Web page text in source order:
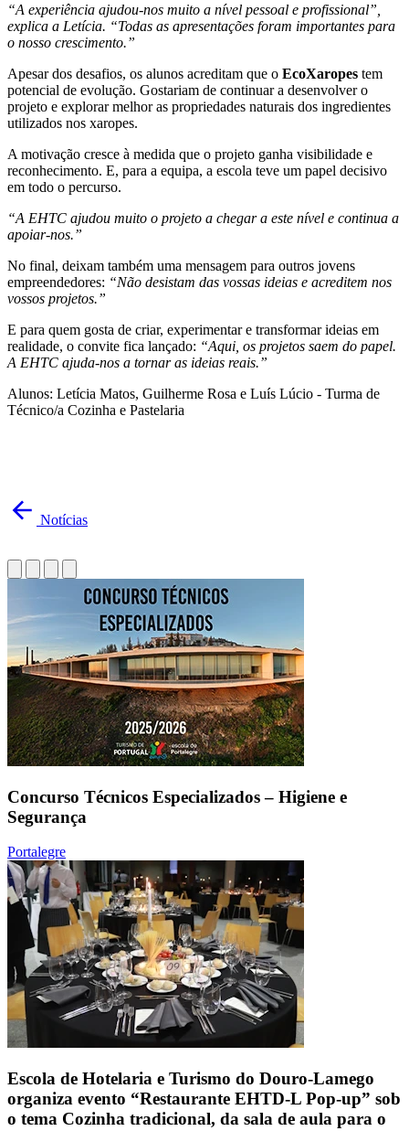
“A experiência ajudou-nos muito a nível pessoal e profissional”,
explica a Letícia. “Todas as apresentações foram importantes para
o nosso crescimento.”
Apesar dos desafios, os alunos acreditam que o EcoXaropes tem
potencial de evolução. Gostariam de continuar a desenvolver o
projeto e explorar melhor as propriedades naturais dos ingredientes
utilizados nos xaropes.
A motivação cresce à medida que o projeto ganha visibilidade e
reconhecimento. E, para a equipa, a escola teve um papel decisivo
em todo o percurso.
“A EHTC ajudou muito o projeto a chegar a este nível e continua a
apoiar-nos.”
No final, deixam também uma mensagem para outros jovens
empreendedores: “Não desistam das vossas ideias e acreditem nos
vossos projetos.”
E para quem gosta de criar, experimentar e transformar ideias em
realidade, o convite fica lançado: “Aqui, os projetos saem do papel.
A EHTC ajuda-nos a tornar as ideias reais.”
Alunos: Letícia Matos, Guilherme Rosa e Luís Lúcio - Turma de
Técnico/a Cozinha e Pastelaria
Notícias
Concurso Técnicos Especializados – Higiene e
Segurança
Portalegre
Escola de Hotelaria e Turismo do Douro-Lamego
organiza evento “Restaurante EHTD-L Pop-up” sob
o tema Cozinha tradicional, da sala de aula para o